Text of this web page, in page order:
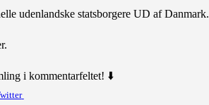
udenlandske statsborgere UD af Danmark.
i kommentarfeltet! ⬇️